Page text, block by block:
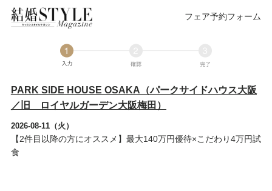
フェア予約フォーム
PARK SIDE HOUSE OSAKA（パークサイドハウス大阪
／旧 ロイヤルガーデン大阪梅田）
2026-08-11（火）
【2件目以降の方にオススメ】最大140万円優待×こだわり4万円試
食